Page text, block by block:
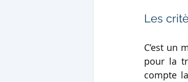
Les
C’est un
pour la
compte